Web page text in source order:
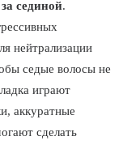
сединой.
нейтрализации
седые волосы не
играют
аккуратные
сделать